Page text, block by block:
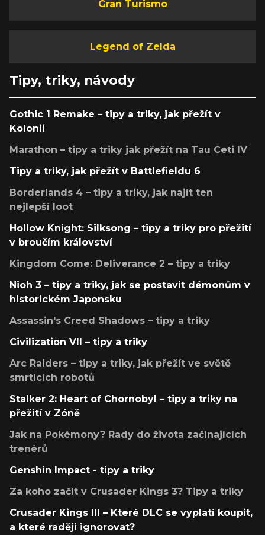
Gran Turismo
Legend of Zelda
Tipy, triky, návody
Gothic 1 Remake – tipy a triky, jak přežít v
Kolonii
Marathon – tipy a triky jak přežít na Tau Ceti IV
Tipy a triky, jak přežít v Battlefieldu 6
Borderlands 4 – tipy a triky, jak najít ten
nejlepší loot
Hollow Knight: Silksong – tipy a triky pro přežití
v broučím království
Kingdom Come: Deliverance 2 – tipy a triky
Nioh 3 – tipy a triky, jak se postavit démonům v
historickém Japonsku
Assassin's Creed Shadows – tipy a triky
Civilization VII – tipy a triky
Arc Raiders – tipy a triky, jak přežít ve světě
smrtících robotů
Stalker 2: Heart of Chornobyl – tipy a triky na
přežití v Zóně
Jak na Pokémony? Rady do života začínajících
trenérů
Genshin Impact - tipy a triky
Za koho začít v Crusader Kings 3? Tipy a triky
Crusader Kings III – Které DLC se vyplatí koupit,
a které raději ignorovat?